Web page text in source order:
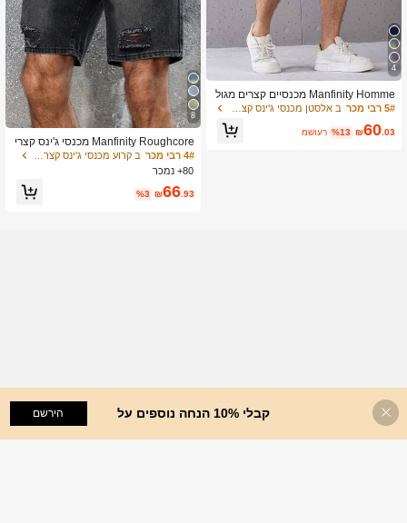
4
Manfinity Homme מכנסיים קצרים מגול
גלים לגברים בגזרת סלים, קז'ואל ורב-תכל
5# רבי מכר
₪60.03
%13 משוער
8
Manfinity Roughcore מכנסי ג'ינס קצרי
ם לגברים, אופנתיים מתאימים לקיץ, מכנ
סיים קצרים שחורים לגברים עם קרעים
4# רבי מכר
ב קרוע מכנסי ג'ינס קצרים לגברים
80+ נמכר
₪66.93
%3
%43 הנחה! הוסף לעגלת הקניות קבלי 10% הנחה נוספים על הירשם